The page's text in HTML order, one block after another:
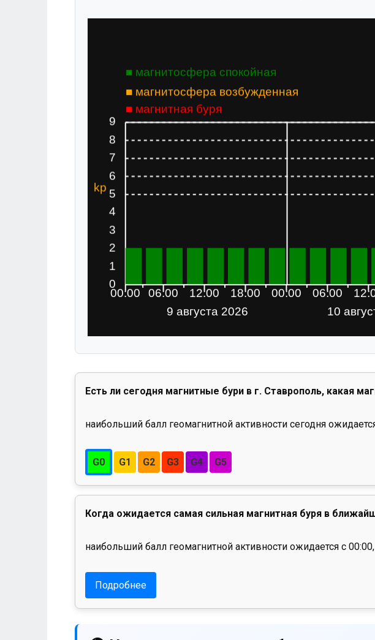
Есть ли сегодня магнитные бури в г. Ставрополь, какая
наибольший балл геомагнитной активности сегодня
G0 G1 G2 G3 G4 G5
Когда ожидается самая сильная магнитная буря в
наибольший балл геомагнитной активности ожидается с
Подробнее